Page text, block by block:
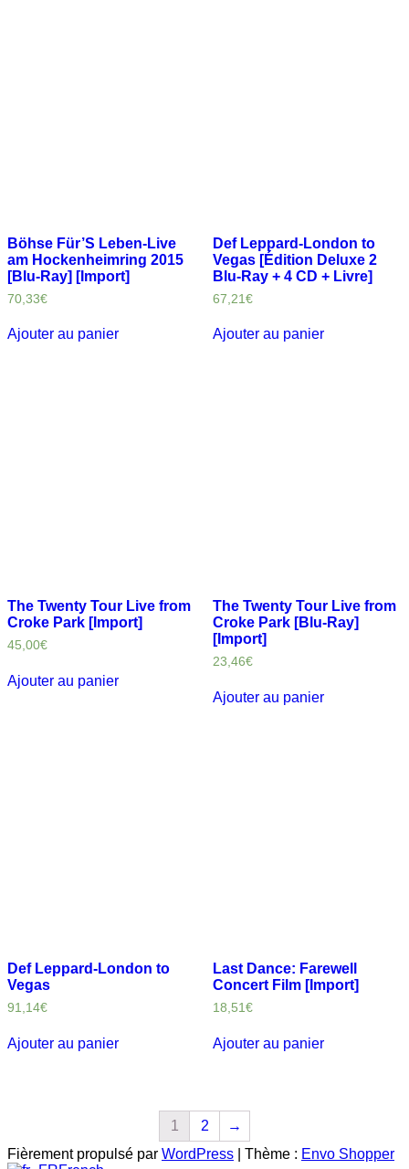
Böhse Für’S Leben-Live
am Hockenheimring 2015
[Blu-Ray] [Import]
70,33€
Ajouter au panier
Def Leppard-London to
Vegas [Édition Deluxe 2
Blu-Ray + 4 CD + Livre]
67,21 €
Ajouter au panier
The Twenty Tour Live from
Croke Park [Import]
45,00€
Ajouter au panier
The Twenty Tour Live from
Croke Park [Blu-Ray]
[Import]
23,46€
Ajouter au panier
Def Leppard-London to
Vegas
91,14€
Ajouter au panier
Last Dance: Farewell
Concert Film [Import]
18,51 €
Ajouter au panier
1 2
→
Fièrement propulsé par WordPress Thème : Envo Shopper